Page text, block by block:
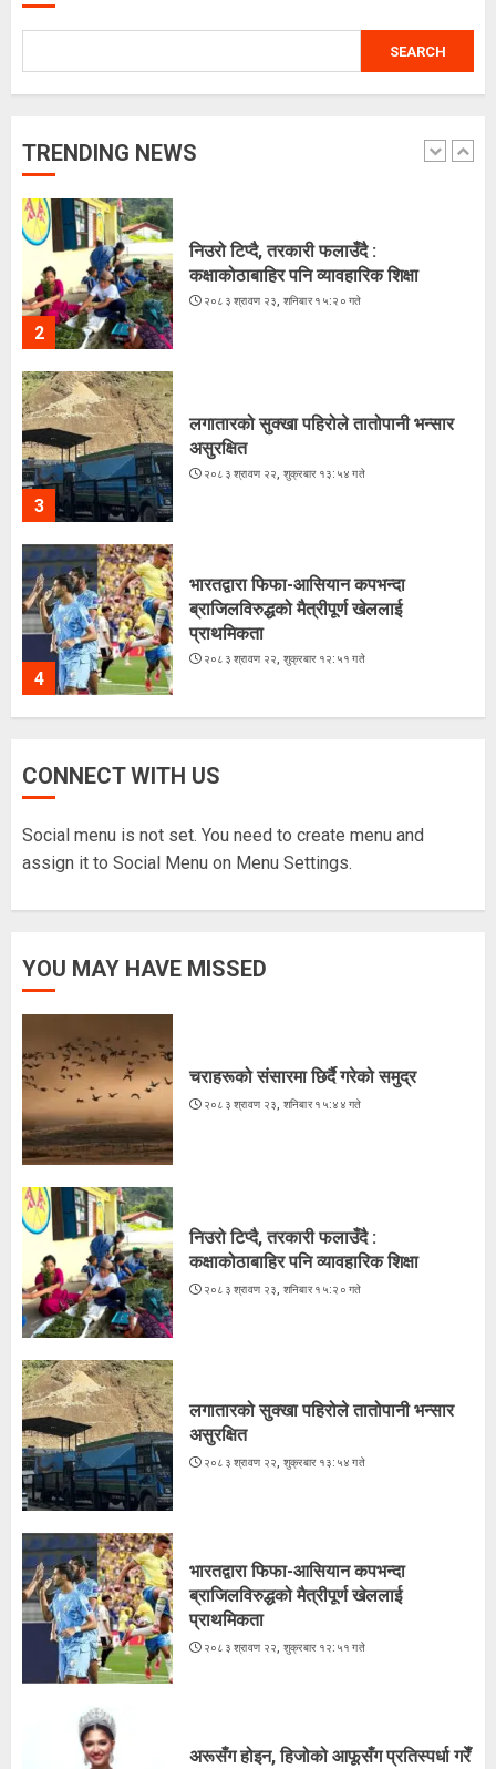
SEARCH
TRENDING NEWS
1
चराहरूको संसारमा छिर्दै गरेको समुद्र
2
निउरो टिप्दै, तरकारी फलाउँदै :
कक्षाकोठाबाहिर पनि व्यावहारिक शिक्षा
२०८३ श्रावण २३, शनिबार १५:२० गते
3
लगातारको सुक्खा पहिरोले तातोपानी भन्सार
असुरक्षित
२०८३ श्रावण २२, शुक्रबार १३:५४ गते
4
भारतद्वारा फिफा-आसियान कपभन्दा
ब्राजिलविरुद्धको मैत्रीपूर्ण खेललाई
प्राथमिकता
२०८३ श्रावण २२, शुक्रबार १२:५१ गते
अरूसँग होइन, हिजोको आफूसँग प्रतिस्पर्धा गरेँ
२०८३ श्रावण २३, शनिबार १५:४४ गते
2
निउरो टिप्दै, तरकारी फलाउँदै :
3
लगातारको सुक्खा पहिरोले तातोपानी भन्सार
CONNECT WITH US
Social menu is not set. You need to create menu and
assign it to Social Menu on Menu Settings.
YOU MAY HAVE MISSED
चराहरूको संसारमा छिर्दै गरेको समुद्र
२०८३ श्रावण २३, शनिबार १५:४४ गते
निउरो टिप्दै, तरकारी फलाउँदै :
कक्षाकोठाबाहिर पनि व्यावहारिक शिक्षा
२०८३ श्रावण २३, शनिबार १५:२० गते
लगातारको सुक्खा पहिरोले तातोपानी भन्सार
असुरक्षित
२०८३ श्रावण २२, शुक्रबार १३:५४ गते
भारतद्वारा फिफा-आसियान कपभन्दा
ब्राजिलविरुद्धको मैत्रीपूर्ण खेललाई
प्राथमिकता
२०८३ श्रावण २२, शुक्रबार १२:५१ गते
अरूसँग होइन, हिजोको आफूसँग प्रतिस्पर्धा गरेँ